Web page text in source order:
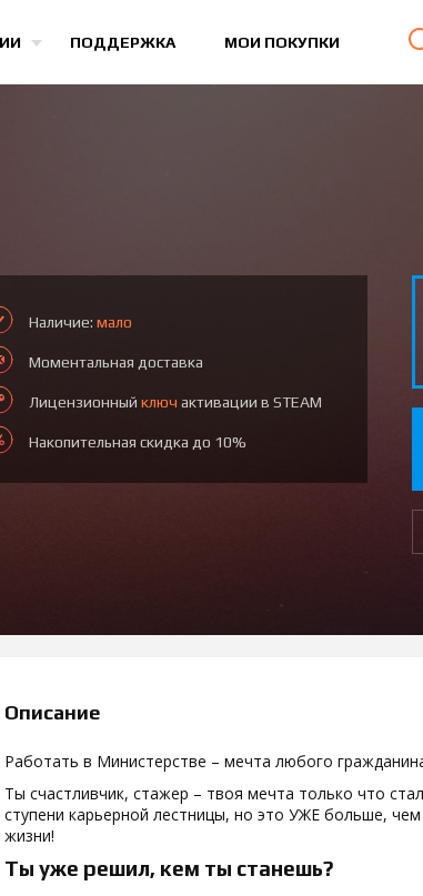
ПОДДЕРЖКА МОИ ПОКУПКИ
игры
Наличие: мало
Моментальная доставка
Лицензионный ключ активации в STEAM
Накопительная скидка до 10%
Описание
Работать в Министерстве – мечта любого
Ты счастливчик, стажер – твоя мечта только что
ступени карьерной лестницы, но это УЖЕ больше,
жизни!
Ты уже решил, кем ты станешь?